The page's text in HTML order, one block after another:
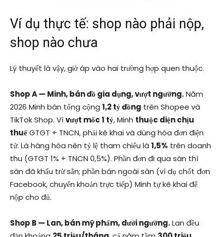
Ví dụ thực tế: shop nào phải nộp,
shop nào chưa
Lý thuyết là vậy, giờ áp vào hai trường hợp quen thuộc.
Shop A — Minh, bán đồ gia dụng, vượt ngưỡng.Năm
2026 Minh bán tổng cộng 1,2 tỷ đồng trên Shopee và
TikTok Shop. Vìvượt mốc 1 tỷ, Minh thuộc diện chịu
thuếGTGT + TNCN, phải kê khai và dùng hóa đơn điện
tử. Là hàng hóa nên tỷ lệ tham chiếu là 1,5% trên doanh
thu (GTGT 1% + TNCN 0,5%). Phần đơn đi qua sàn thì
sàn đã khấu trừ sẵn; phần bán ngoài sàn (ví dụ chốt đơn
Facebook, chuyển khoản trực tiếp) Minh tự kê khai để
nộp cho đủ.
Shop B — Lan, bán mỹ phẩm, dưới ngưỡng.Lan đều